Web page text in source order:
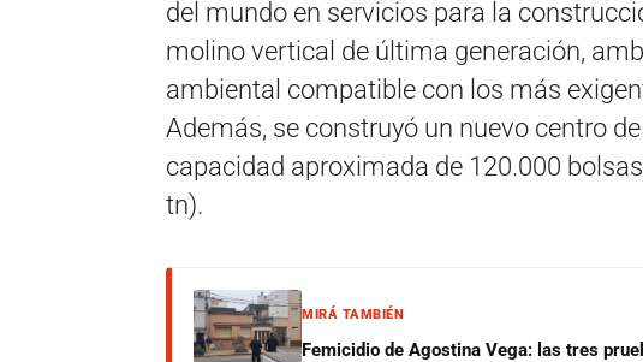
del mundo en servicios para la
molino vertical de última generación,
ambiental compatible con los más
Además, se construyó un nuevo centro
capacidad aproximada de 120.000
tn).
MIRÁ TAMBIÉN
Femicidio de Agostina Vega: las tres